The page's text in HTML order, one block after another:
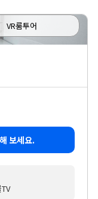
VR룸투어
보세요.